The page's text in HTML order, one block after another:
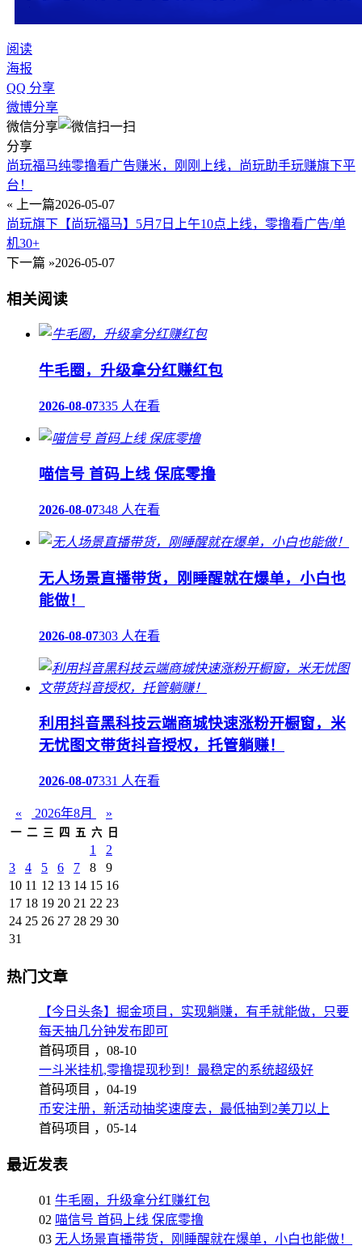
阅读
海报
QQ 分享
微博分享
微信分享
分享
尚玩福马纯零撸看广告赚米，刚刚上线，尚玩助手玩赚旗下平
台！
« 上一篇2026-05-07
尚玩旗下【尚玩福马】5月7日上午10点上线，零撸看广告/单
机30+
下一篇 »2026-05-07
相关阅读
牛毛圈，升级拿分红赚红包
2026-08-07335 人在看
喵信号 首码上线 保底零撸
2026-08-07348 人在看
无人场景直播带货，刚睡醒就在爆单，小白也
能做！
2026-08-07303 人在看
利用抖音黑科技云端商城快速涨粉开橱窗，米
无忧图文带货抖音授权，托管躺赚！
2026-08-07331 人在看
« 2026年8月 »
一 二 三 四 五 六 日
1
2
3
4 5 6 7 8
9
10 11 12 13 14 15 16
17 18 19 20 21 22 23
24 25 26 27 28 29 30
31
热门文章
【今日头条】掘金项目，实现躺赚，有手就能做，只要
每天抽几分钟发布即可
首码项目 ， 08-10
一斗米挂机,零撸提现秒到！最稳定的系统超级好
首码项目 ， 04-19
币安注册，新活动抽奖速度去，最低抽到2美刀以上
首码项目 ， 05-14
最近发表
01 牛毛圈，升级拿分红赚红包
02 喵信号 首码上线 保底零撸
03 无人场景直播带货，刚睡醒就在爆单，小白也能做！